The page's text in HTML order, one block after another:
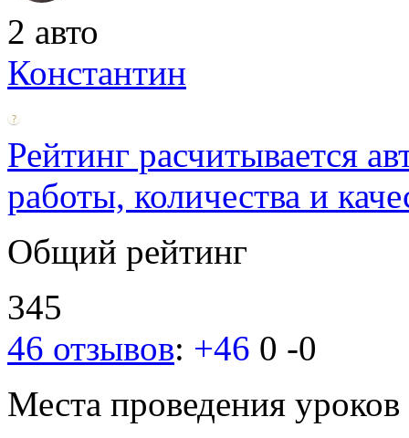
2 авто
Константин
Рейтинг расчитывается
работы, количества и
Общий рейтинг
345
46 отзывов: +46 0 -0
Места проведения уроков